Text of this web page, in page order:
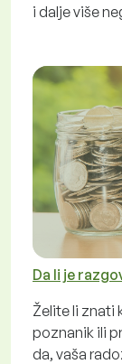
i dalje više
Da li je
Želite li znati
poznanik ili
da, vaša